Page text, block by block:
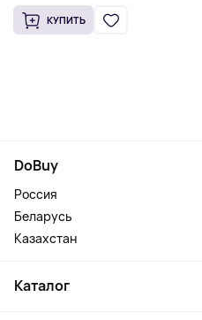
КУПИТЬ
DoBuy
Россия
Беларусь
Казахстан
Каталог